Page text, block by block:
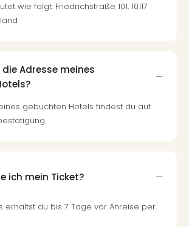
wie folgt: Friedrichstraße 101, 10117
Adresse meines
gebuchten Hotels findest du auf
ich mein Ticket?
erhältst du bis 7 Tage vor Anreise per